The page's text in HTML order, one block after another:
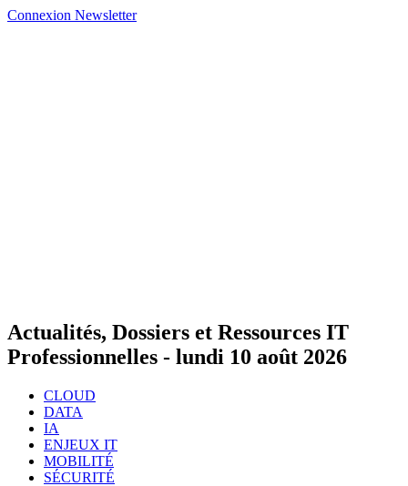
Connexion Newsletter
Actualités, Dossiers et Ressources IT
Professionnelles - lundi 10 août 2026
CLOUD
DATA
IA
ENJEUX IT
MOBILITÉ
SÉCURITÉ